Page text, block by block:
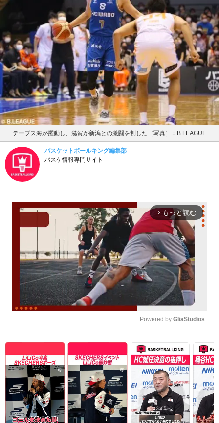
テーブス海が躍動し、滋賀が新潟との激闘を制した［写真］＝B.LEAGUE
バスケットボールキング編集部
バスケ情報専門サイト
arrow_forward_ios もっと読む
Powered by GliaStudios